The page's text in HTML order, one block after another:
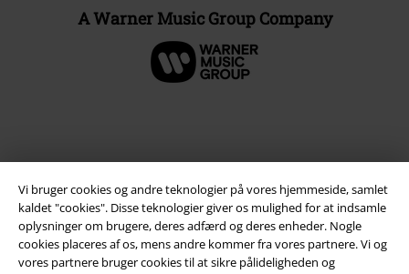
Vi bruger cookies og andre teknologier på vores hjemmeside, samlet
kaldet "cookies". Disse teknologier giver os mulighed for at indsamle
oplysninger om brugere, deres adfærd og deres enheder. Nogle
cookies placeres af os, mens andre kommer fra vores partnere. Vi og
vores partnere bruger cookies til at sikre pålideligheden og
A Warner Music Group Company